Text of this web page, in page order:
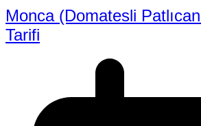
Monca (Domatesli
Tarifi